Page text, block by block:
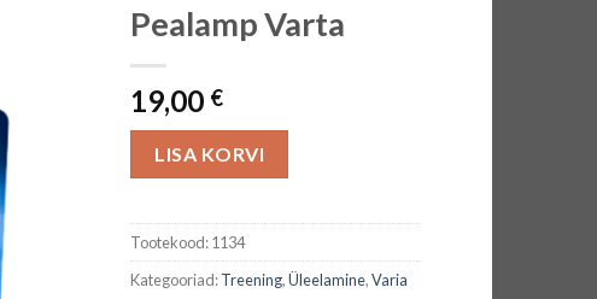
Pealamp Varta
19,00 €
LISA KORVI
Tootekood:1134
Kategooriad:Treening,Üleelamine,Varia